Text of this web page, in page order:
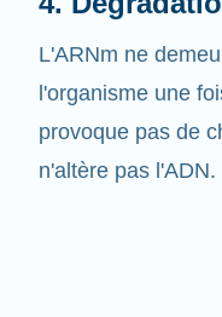
L'ARNm ne
l'organisme une
provoque pas de
n'altère pas l'ADN.